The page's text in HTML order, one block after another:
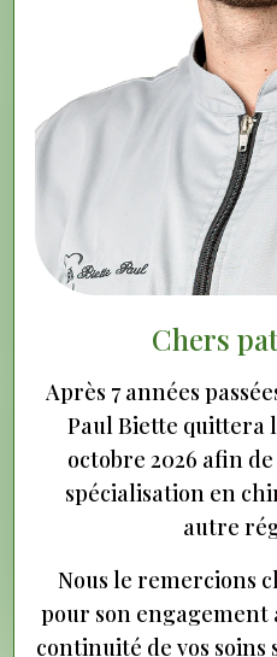
racines) pour éliminer
inflammations et
Quand le
Carie profonde ou non
Traumatisme, fêlure ou
Abcès ou infection à
Chers
Après 7 années
Paul Biette quittera
octobre 2026 afin
spécialisation en
autre
Nous le remercions
pour son engagement
continuité de vos soins